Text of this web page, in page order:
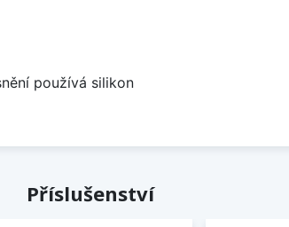
používá silikon
Příslušenství